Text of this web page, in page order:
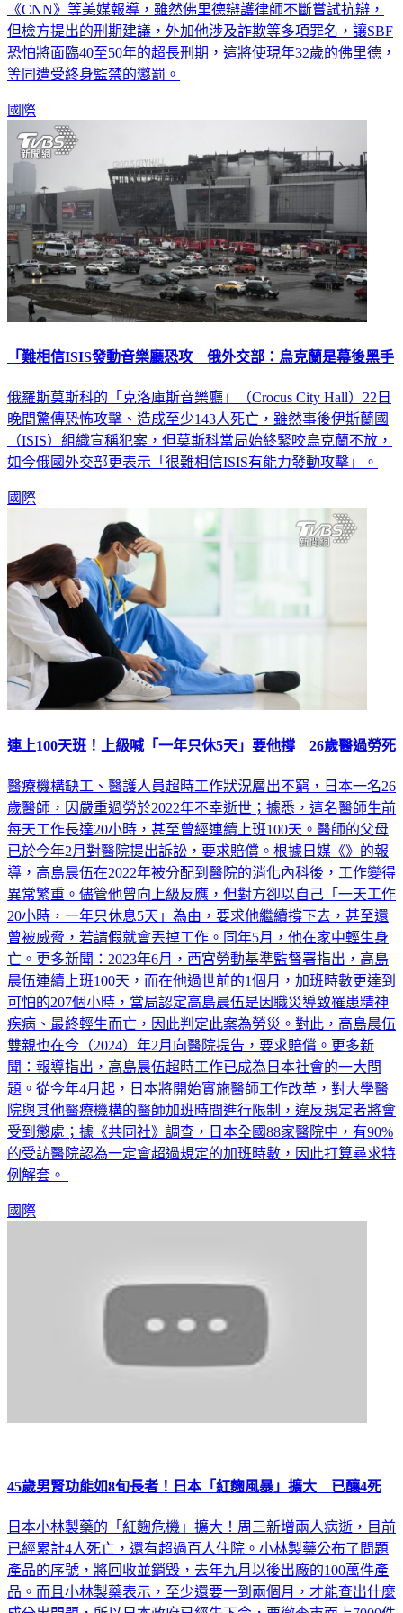
《CNN》等美媒報導，雖然佛里德辯護律師不斷嘗試抗辯，
但檢方提出的刑期建議，外加他涉及詐欺等多項罪名，讓SBF
恐怕將面臨40至50年的超長刑期，這將使現年32歲的佛里德，
等同遭受終身監禁的懲罰。
國際
「難相信ISIS發動音樂廳恐攻 俄外交部：烏克蘭是幕後黑手
俄羅斯莫斯科的「克洛庫斯音樂廳」（Crocus City Hall）22日
晚間驚傳恐怖攻擊、造成至少143人死亡，雖然事後伊斯蘭國
（ISIS）組織宣稱犯案，但莫斯科當局始終緊咬烏克蘭不放，
如今俄國外交部更表示「很難相信ISIS有能力發動攻擊」。
國際
連上100天班！上級喊「一年只休5天」要他撐 26歲醫過勞死
醫療機構缺工、醫護人員超時工作狀況層出不窮，日本一名26
歲醫師，因嚴重過勞於2022年不幸逝世；據悉，這名醫師生前
每天工作長達20小時，甚至曾經連續上班100天。醫師的父母
已於今年2月對醫院提出訴訟，要求賠償。根據日媒《》的報
導，高島晨伍在2022年被分配到醫院的消化內科後，工作變得
異常繁重。儘管他曾向上級反應，但對方卻以自己「一天工作
20小時，一年只休息5天」為由，要求他繼續撐下去，甚至還
曾被威脅，若請假就會丟掉工作。同年5月，他在家中輕生身
亡。更多新聞：2023年6月，西宮勞動基準監督署指出，高島
晨伍連續上班100天，而在他過世前的1個月，加班時數更達到
可怕的207個小時，當局認定高島晨伍是因職災導致罹患精神
疾病、最終輕生而亡，因此判定此案為勞災。對此，高島晨伍
雙親也在今（2024）年2月向醫院提告，要求賠償。更多新
聞：報導指出，高島晨伍超時工作已成為日本社會的一大問
題。從今年4月起，日本將開始實施醫師工作改革，對大學醫
院與其他醫療機構的醫師加班時間進行限制，違反規定者將會
受到懲處；據《共同社》調查，日本全國88家醫院中，有90%
的受訪醫院認為一定會超過規定的加班時數，因此打算尋求特
例解套。
國際
45歲男腎功能如8旬長者！日本「紅麴風暴」擴大 已釀4死
日本小林製藥的「紅麴危機」擴大！周三新增兩人病逝，目前
已經累計4人死亡，還有超過百人住院。小林製藥公布了問題
產品的序號，將回收並銷毀，去年九月以後出廠的100萬件產
品。而且小林製藥表示，至少還要一到兩個月，才能查出什麼